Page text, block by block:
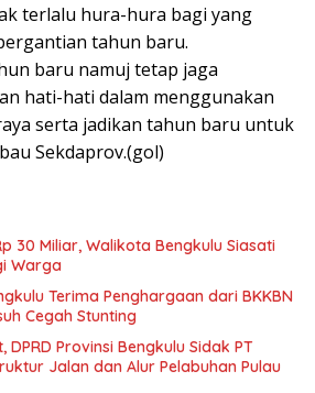
terlalu hura-hura bagi yang
tahun baru.
baru namuj tetap jaga
hati-hati dalam menggunakan
serta jadikan tahun baru untuk
Sekdaprov.(gol)
30 Miliar, Walikota Bengkulu Siasati
Warga
Terima Penghargaan dari BKKBN
Cegah Stunting
Provinsi Bengkulu Sidak PT
Jalan dan Alur Pelabuhan Pulau